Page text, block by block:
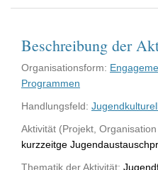
Beschreibung der
Organisationsform:
Programmen
Handlungsfeld:
Aktivität (Projekt,
kurzzeitge
Thematik der Aktivität: